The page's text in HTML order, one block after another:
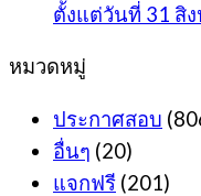
ตั้งแต่วันที่ 31 สิ
หมวดหมู่
ประกาศสอบ
อื่นๆ (20)
แจกฟรี (201)